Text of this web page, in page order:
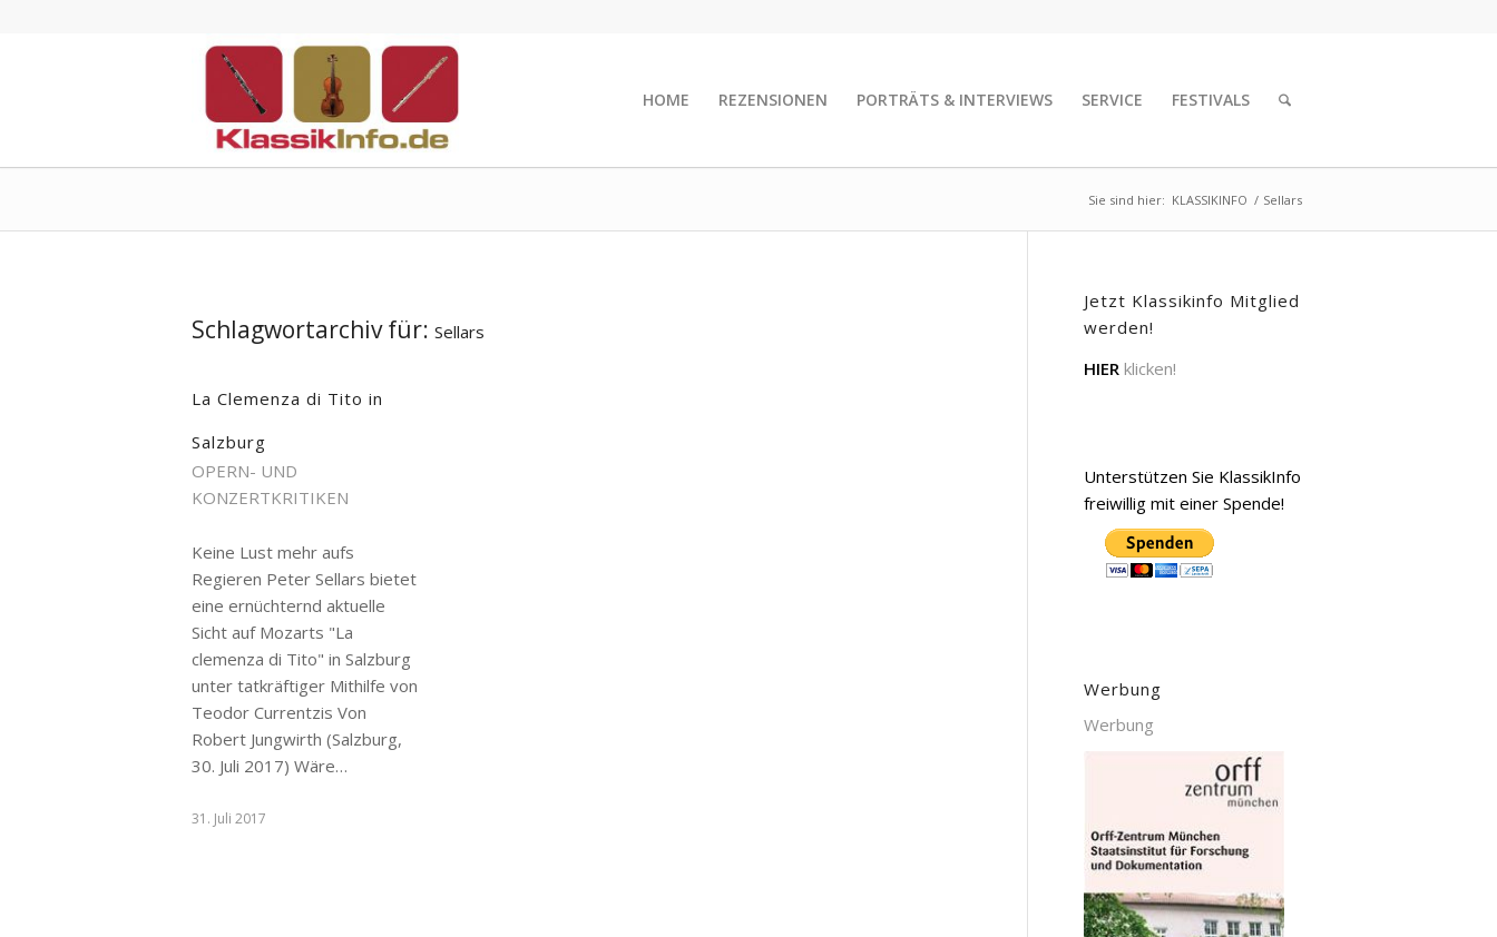
HOME REZENSIONEN PORTRÄTS & INTERVIEWS SERVICE FESTIVALS
Sie sind hier: KLASSIKINFO / Sellars
Schlagwortarchiv für: Sellars
La Clemenza di Tito in
Salzburg
OPERN- UND
KONZERTKRITIKEN
Keine Lust mehr aufs
Regieren Peter Sellars bietet
eine ernüchternd aktuelle
Sicht auf Mozarts "La
clemenza di Tito" in Salzburg
unter tatkräftiger Mithilfe von
Teodor Currentzis Von
Robert Jungwirth (Salzburg,
30. Juli 2017) Wäre…
31. Juli 2017
Jetzt Klassikinfo Mitglied
werden!
HIER klicken!
Unterstützen Sie KlassikInfo
freiwillig mit einer Spende!
Werbung
Werbung